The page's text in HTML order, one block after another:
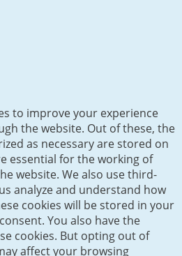
to improve your experience
the website. Out of these, the
as necessary are stored on
essential for the working of
website. We also use third-
analyze and understand how
cookies will be stored in your
You also have the
cookies. But opting out of
affect your browsing